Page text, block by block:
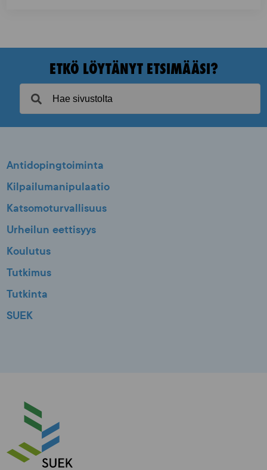
ETKÖ LÖYTÄNYT ETSIMÄÄSI?
Antidopingtoiminta
Kilpailumanipulaatio
Katsomoturvallisuus
Urheilun eettisyys
Koulutus
Tutkimus
Tutkinta
SUEK